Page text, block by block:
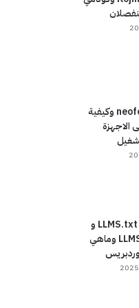
ماهو neofetch وكيفية
الاجهزة
ماهو ملف LLMS.txt و
LLMS-Full.txt وماهي